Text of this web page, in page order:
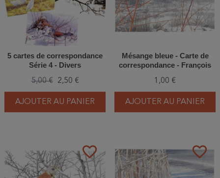
5 cartes de correspondance
Série 4 - Divers
5,00 € 2,50 €
AJOUTER AU PANIER
Mésange bleue - Carte de
correspondance - François
1,00 €
AJOUTER AU PANIER
favorite_border favorite_border